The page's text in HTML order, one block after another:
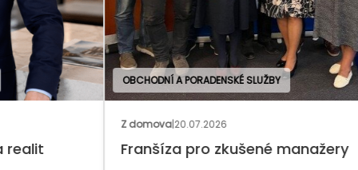
OBCHODNÍ A PORADENSKÉ SLUŽBY
20.07.2026
Franšíza pro zkušené manažery